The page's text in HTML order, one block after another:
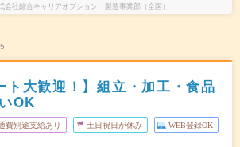
会社綜合キャリアオプション 製造事業部（全国）
ト大歓迎！】組立・加工・食品
OK
費別途支給あり 土日祝日が休み WEB登録OK